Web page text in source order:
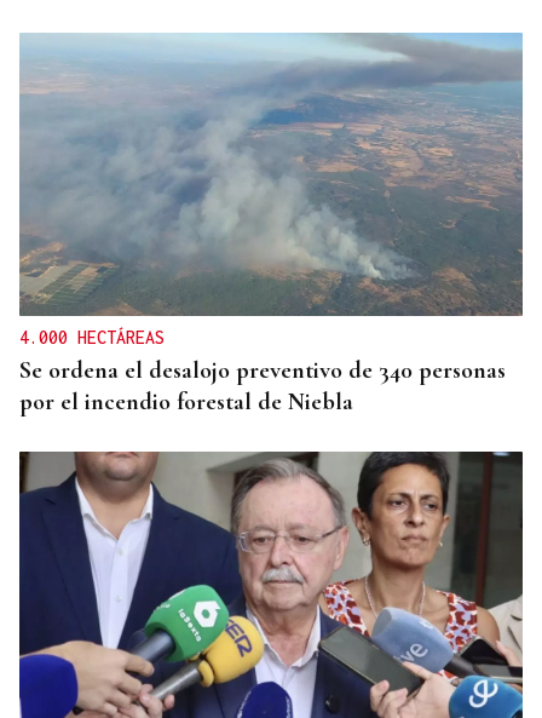
4.000 HECTÁREAS
Se ordena el desalojo preventivo de 340 personas
por el incendio forestal de Niebla